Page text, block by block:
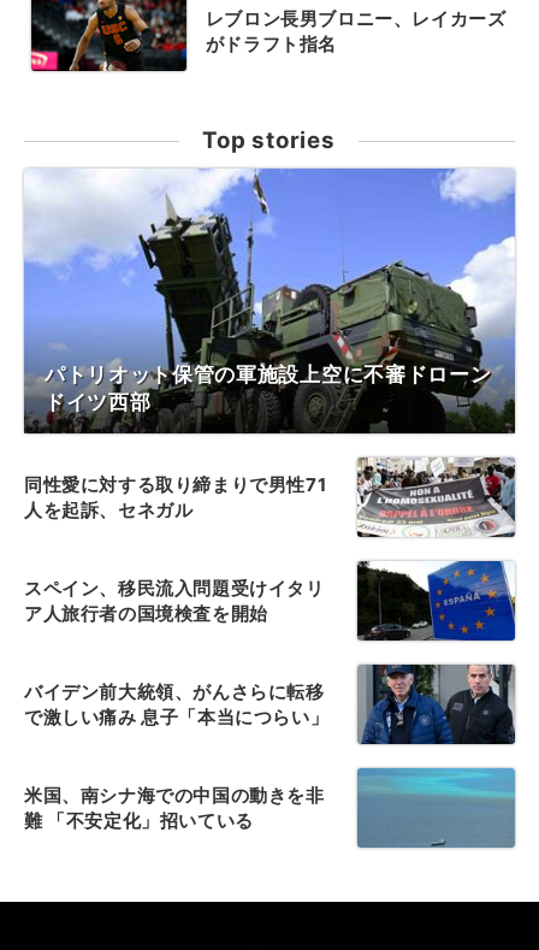
レブロン長男ブロニー、レイカーズ
がドラフト指名
Top stories
パトリオット保管の軍施設上空に不審ドローン
ドイツ西部
同性愛に対する取り締まりで男性71
人を起訴、セネガル
スペイン、移民流入問題受けイタリ
ア人旅行者の国境検査を開始
バイデン前大統領、がんさらに転移
で激しい痛み 息子「本当につらい」
米国、南シナ海での中国の動きを非
難 「不安定化」招いている